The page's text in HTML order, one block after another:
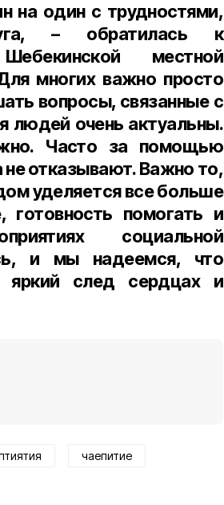
на один с трудностями,
– обратилась к
местной
многих важно просто
вопросы, связанные с
людей очень актуальны.
Часто за помощью
не отказывают. Важно то,
уделяется все больше
готовность помогать и
социальной
и мы надеемся, что
яркий след сердцах и
чаепитие